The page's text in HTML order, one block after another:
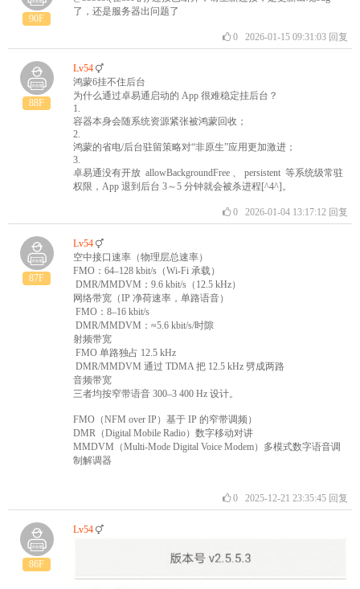
90F
了，还是服务器出问题了
02026-01-15 09:31:03 回复
88F
Lv54
鸿蒙6挂不住后台
为什么通过卓易通启动的 App 很难稳定挂后台？
1.
容器本身会随系统资源紧张被鸿蒙回收；
2.
鸿蒙的省电/后台驻留策略对“非原生”应用更加激进；
3.
卓易通没有开放 allowBackgroundFree 、 persistent 等系统级常驻
权限，App 退到后台 3～5 分钟就会被杀进程[^4^]。
02026-01-04 13:17:12 回复
87F
Lv54
空中接口速率（物理层总速率）
FMO：64–128 kbit/s（Wi-Fi 承载）
DMR/MMDVM：9.6 kbit/s（12.5 kHz）
网络带宽（IP 净荷速率，单路语音）
FMO：8–16 kbit/s
DMR/MMDVM：≈5.6 kbit/s/时隙
射频带宽
FMO 单路独占 12.5 kHz
DMR/MMDVM 通过 TDMA 把 12.5 kHz 劈成两路​
音频带宽
三者均按窄带语音 300–3 400 Hz 设计。
FMO（NFM over IP）基于 IP 的窄带调频）
DMR（Digital Mobile Radio）数字移动对讲
MMDVM（Multi-Mode Digital Voice Modem）多模式数字语音调
制解调器
02025-12-21 23:35:45 回复
86F
Lv54